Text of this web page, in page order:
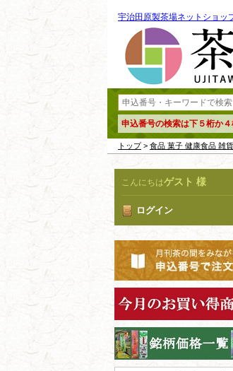
宇治田原製茶場ネットショッ
申込番号の検索は下５桁か
トップ> 食品 菓子 健康食品 雑貨
こんにちはゲスト 様
ログイン